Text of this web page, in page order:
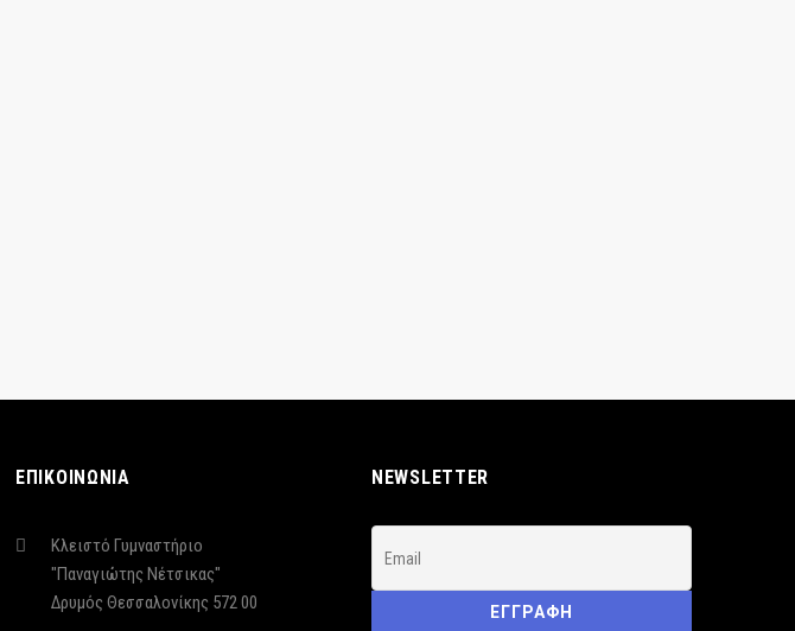
ΕΠΙΚΟΙΝΩΝΙΑ
Κλειστό Γυμναστήριο
"Παναγιώτης Νέτσικας"
Δρυμός Θεσσαλονίκης 572 00
NEWSLETTER